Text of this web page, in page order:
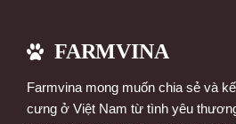
FARMVINA
Farmvina mong muốn chia sẻ và
cưng ở Việt Nam từ tình yêu